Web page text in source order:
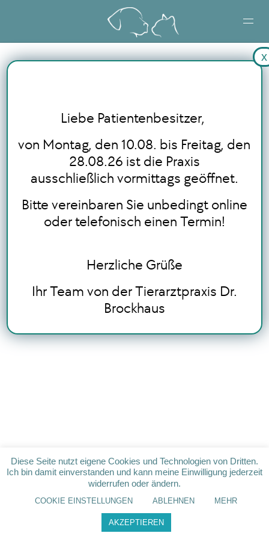
BLOG
ONLINE TERMINBUCHUNG
Diese Seite nutzt eigene Cookies und Technologien von Dritten.
Ich bin damit einverstanden und kann meine Einwilligung jederzeit
widerrufen oder ändern.
COOKIE EINSTELLUNGEN ABLEHNEN MEHR
AKZEPTIEREN
Liebe Patientenbesitzer,
von Montag, den 10.08. bis Freitag, den
28.08.26 ist die Praxis
ausschließlich vormittags geöffnet.
Bitte vereinbaren Sie unbedingt online
oder telefonisch einen Termin!
Herzliche Grüße
Ihr Team von der Tierarztpraxis Dr.
Brockhaus
x